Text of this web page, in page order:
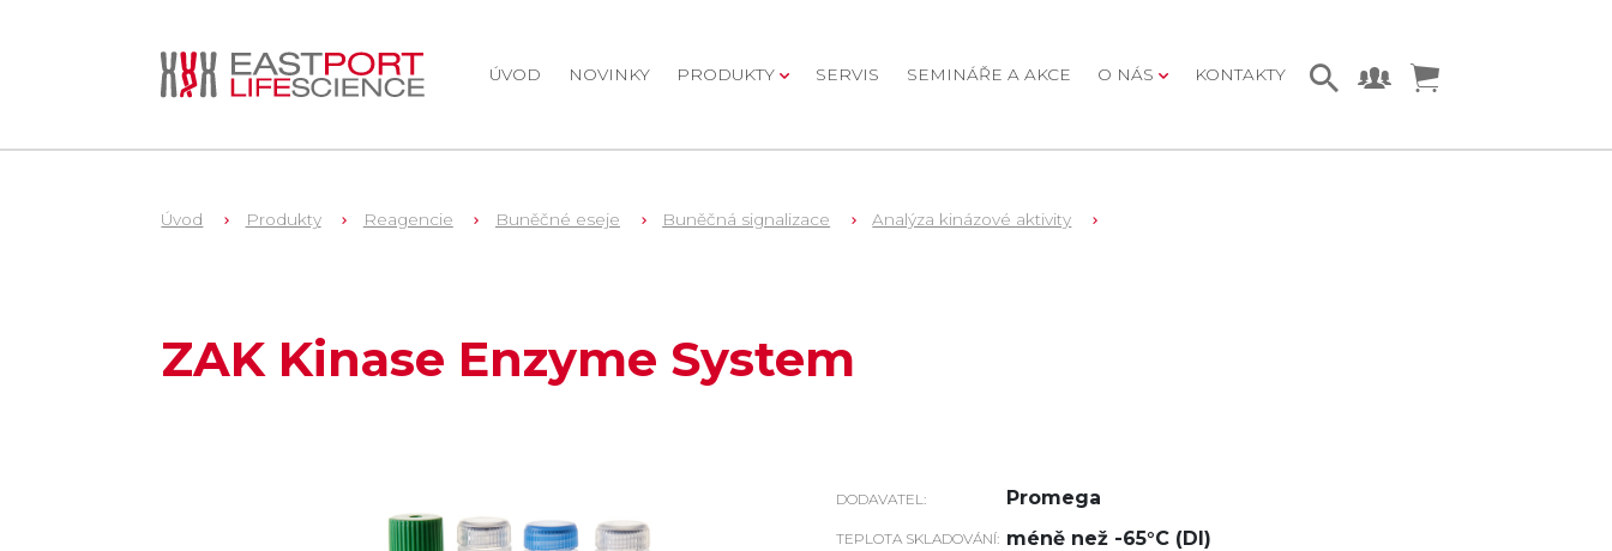
ÚVOD NOVINKY PRODUKTY SERVIS SEMINÁŘE A AKCE O NÁS KONTAKTY
Úvod Produkty Reagencie Buněčné eseje Buněčná signalizace Analýza kinázové aktivity
ZAK Kinase Enzyme System
DODAVATEL: Promega
TEPLOTA SKLADOVÁNÍ: méně než -65°C (DI)